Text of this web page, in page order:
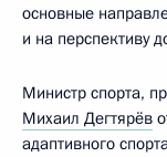
основные
и на перспективу
Министр спорта,
Михаил Дегтярёв
адаптивного